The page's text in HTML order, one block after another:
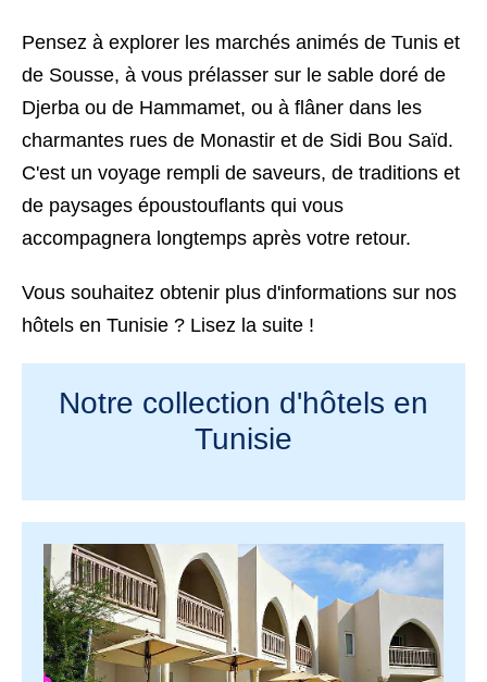
Pensez à explorer les marchés animés de Tunis et
de Sousse, à vous prélasser sur le sable doré de
Djerba ou de Hammamet, ou à flâner dans les
charmantes rues de Monastir et de Sidi Bou Saïd.
C'est un voyage rempli de saveurs, de traditions et
de paysages époustouflants qui vous
accompagnera longtemps après votre retour.
Vous souhaitez obtenir plus d'informations sur nos
hôtels en Tunisie ? Lisez la suite !
Notre collection d'hôtels en
Tunisie